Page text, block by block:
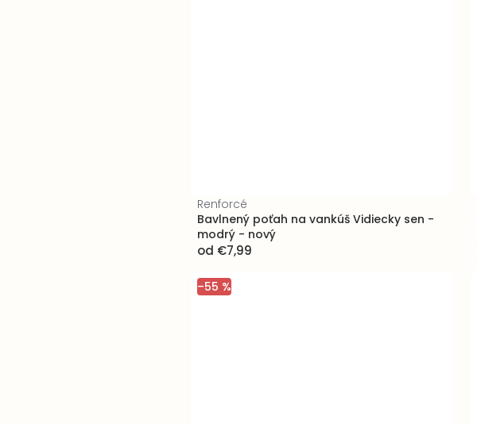
Renforcé
Bavlnený poťah na vankúš Vidiecky sen -
modrý - nový
od €7,99
–55 %